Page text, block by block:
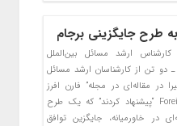
طرح جایگزینی برجام
ارشد مسائل بین‌الملل
دو تن از کارشناسان ارشد مسائل
در مقاله‌ای در مجله” فارن افرز
Foreign Affairs “پیشنهاد کردند” که یک طرح
در خاورمیانه، جایگزین توافق